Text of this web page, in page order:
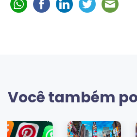
Você também